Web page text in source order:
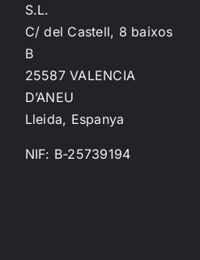
S.L.
C/ del Castell, 8 baixos
B
25587 VALENCIA
D’ANEU
Lleida, Espanya
NIF: B-25739194